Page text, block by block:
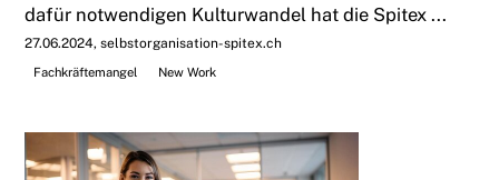
dafür notwendigen Kulturwandel hat die Spitex ...
27.06.2024 selbstorganisation-spitex.ch
Fachkräftemangel
New Work